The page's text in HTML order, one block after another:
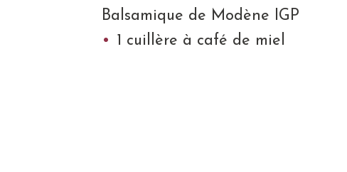
Balsamique de Modène IGP
1 cuillère à café de miel